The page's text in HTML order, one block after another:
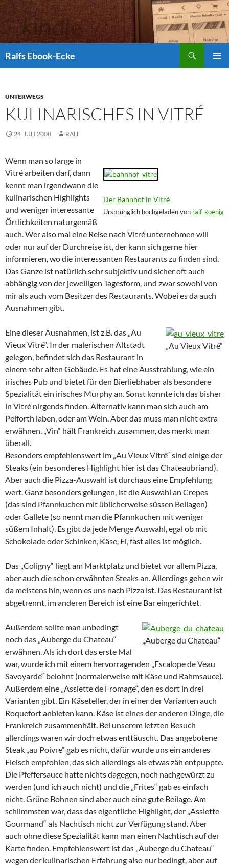
Ralfs Ebook-Ecke
UNTERWEGS
KULINARISCHES IN VITRÉ
24. JULI 2008 RALF
Der Bahnhof in Vitré
Ursprünglich hochgeladen von ralf_koenig
Wenn man so lange in
Vitré arbeiten darf, dann
kennt man irgendwann die
kulinarischen Highlights
und weniger interessante
Örtlichkeiten naturgemäß
auch. Wer also mal eine Reise nach Vitré unternehmen will
oder nur auf der Durchreise ist, der kann sich gerne hier
informieren, wo die interessanten Restaurants zu finden sind.
Das Ganze ist natürlich sehr subjektiv und sicher oft auch
abhängig von der jeweiligen Tagesform, und zwar sowohl von
mir als auch vom Besitzer des Restaurants. Wobei es da auch
Ausnahmen gibt.
„Au Vieux Vitré“
Eine dieser Ausnahmen, ist z.B. das „Au
Vieux Vitré“. In der malerischen Altstadt
gelegen, befindet sich das Restaurant in
einem sehr alten Gebäude. Es hat eine Ausstrahlung, wie ein
irisches Pub und bietet für den Bierliebhaber als besondere
Spezialität ein irisches Murphy an. Sonst konnte ich das bisher
in Vitré nirgends finden. Alternativ kann man sich auch am
Pelforth laben, oder am Wein. Aber das muss man nicht extra
erwähnen. „Vin“ hält Frankreich zusammen, das merkt man
überall.
Besonders empfehlenswert im „Au Vieux Vitrè“ sind einige der
Steaks (ein besonderes Highlight hier ist das Chateaubriand).
Aber auch die Pizza-Auswahl ist durchaus eine Empfehlung
wert. Ganz besonders gelungen, ist die Auswahl an Crepes
(das sind Pfannkuchen mit üblicherweise süssen Beilagen)
oder Gallete (so nennt man die Pfannkuchen mit weniger
süßem Inhalt). Es gibt da jede Menge Auswahl, egal ob mit
Schokolade oder Schinken, Käse, Ei, fast alles ist möglich.
Das „Coligny“ liegt am Marktplatz und bietet vor allem Pizza,
aber auch die schon erwähnten Steaks an. Allerdings gehen wir
da meistens hin, wenn es uns nach Pizza ist. Das Restaurant ist
abgetrennt, im anderen Bereich ist eine Bar eingerichtet.
„Auberge du Chateau“
Außerdem sollte man unbedingt
noch das „Auberge du Chateau“
erwähnen. Als ich dort das erste Mal
war, wurde ich mit einem hervorragenden „Escalope de Veau
Savoyarde“ belohnt (normalerweise mit Käse und Rahmsauce).
Außerdem eine „Assiette de Fromage“, den es dort in drei
Varianten gibt. Ein Käseteller, der in einer der Varianten auch
Roquefort anbieten kann. Käse ist eines der anderen Dinge, die
Frankreich zusammenhält. Bei unserem letzten Besuch
allerdings waren wir doch etwas enttäuscht. Das angebotene
Steak „au Poivre“ gab es nicht, dafür wurde uns ein anderes
Fleisch empfohlen, das sich allerdings als etwas zäh entpuppte.
Die Pfeffersauce hatte nichts dagegen, noch nachgewürzt zu
werden (und ich auch nicht) und die „Frites“ gab es einfach
nicht. Grüne Bohnen sind aber auch eine gute Beilage. Am
schlimmsten war, dass das eigentliche Highlight, der „Assiette
Gourmand“ als Nachtisch nicht zur Verfügung stand. Aber
auch ohne diese Spezialität kann man einen Nachtisch auf der
Karte finden. Empfehlenswert ist das „Auberge du Chateau“
wegen der kulinarischen Erfahrung also nur bedingt, aber auf